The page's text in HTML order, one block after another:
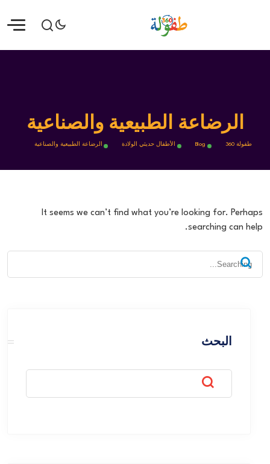
الرضاعة الطبيعية والصناعية
طفولة 360 Blog الأطفال حديثي الولادة الرضاعة الطبيعية والصناعية
It seems we can’t find what you’re looking for. Perhaps
searching can help.
Search
for:
البحث